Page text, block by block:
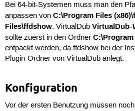
Bei 64-bit-Systemen muss man den
anpassen von C:\Program Files
Files\ffdshow. VirtualDub VirtualDub-
sollte zuerst in den Ordner
entpackt werden, da ffdshow bei der
Plugin-Ordner von VirtualDub anlegt.
Konfiguration
Vor der ersten Benutzung müssen